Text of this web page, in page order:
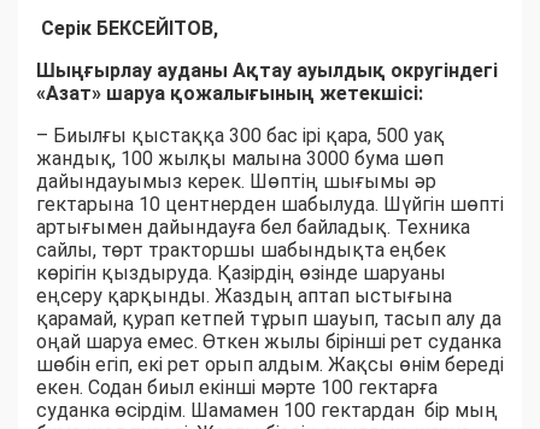
Серік БЕКСЕЙІТОВ,
Шыңғырлау ауданы Ақтау ауылдық округіндегі
«Азат» шаруа қожалығының жетекшісі:
– Биылғы қыстаққа 300 бас ірі қара, 500 уақ
жандық, 100 жылқы малына 3000 бума шөп
дайындауымыз керек. Шөптің шығымы әр
гектарына 10 центнерден шабылуда. Шүйгін шөпті
артығымен дайындауға бел байладық. Техника
сайлы, төрт тракторшы шабындықта еңбек
көрігін қыздыруда. Қазірдің өзінде шаруаны
еңсеру қарқынды. Жаздың аптап ыстығына
қарамай, қурап кетпей тұрып шауып, тасып алу да
оңай шаруа емес. Өткен жылы бірінші рет суданка
шөбін егіп, екі рет орып алдым. Жақсы өнім береді
екен. Содан биыл екінші мәрте 100 гектарға
суданка өсірдім. Шамамен 100 гектардан бір мың